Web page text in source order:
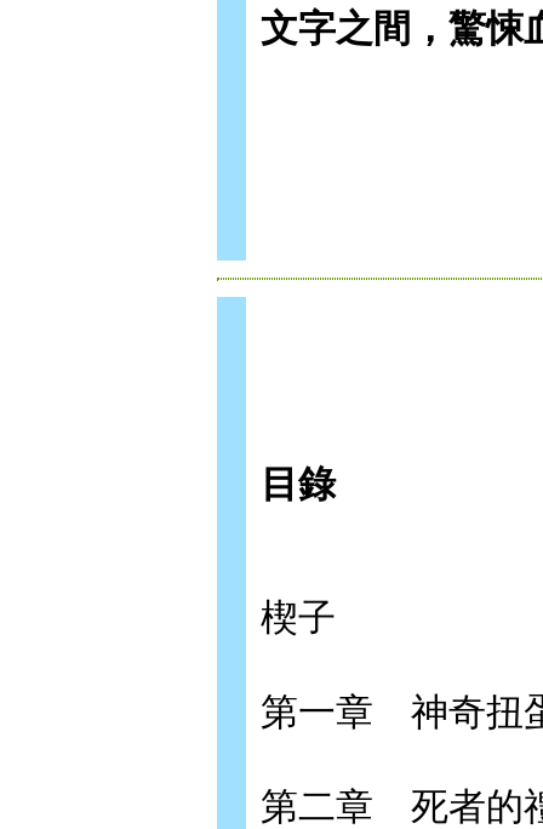
文字之間，驚悚
目錄
楔子
第一章 神奇扭
第二章 死者的